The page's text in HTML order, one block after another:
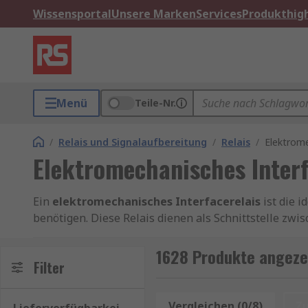
WissensportalUnsere MarkenServices
Menü Teile-Nr.
/ Relais und Signalaufbereitung / Relais /
Elektromechanisches
Ein elektromechanisches Interfacerelais ist die
benötigen. Diese Relais dienen als Schnittstelle
Automatisierungstechnik, im Maschinenbau und in
Aktoren weiterzugeben. Elektromechanische
Filter 1628 Produkte